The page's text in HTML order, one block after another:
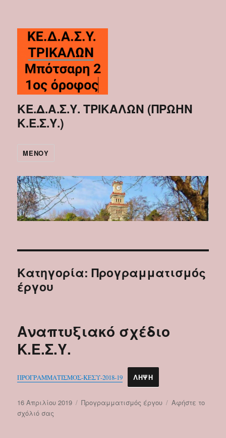
ΚΕ.Δ.Α.Σ.Υ. ΤΡΙΚΑΛΩΝ (ΠΡΩΗΝ
Κ.Ε.Σ.Υ.)
ΜΕΝΟΎ
Κατηγορία:Προγραμματισμός
έργου
Αναπτυξιακό σχέδιο
Κ.Ε.Σ.Υ.
ΠΡΟΓΡΑΜΜΑΤΙΣΜΟΣ-ΚΕΣΥ-2018-19 ΛΉΨΗ
Δημοσιεύτηκε
την
16 Απριλίου 2019 Κατηγορίες
Προγραμματισμός έργου
Αφήστε το
σχόλιό σας